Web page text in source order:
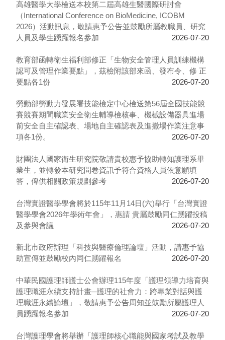
高雄醫學大學檢送本校第二屆高雄生醫國際研討會
（International Conference on BioMedicine, ICOBM
2026）活動訊息，敬請惠予公告並鼓勵所屬教職員、研究
人員及學生踴躍報名參加
2026-07-20
教育部函轉衛生福利部修正「生物安全管理人員訓練機構
認可及管理作業要點」，茲檢附該部來函、發布令、修 正
要點各1份
2026-07-20
勞動部勞動力發展署技能檢定中心檢送第56屆全國技能競
賽競賽期間職業安全衛生輔導檢核事、機械設備器具進場
前安全自主確認表、場地自主確認表及進撤場作業注意事
項各1份。
2026-07-20
財團法人國家衛生研究院敬請貴校惠予協助轉知護理系畢
業生，並轉發本研究問卷資訊予符合資格人員依意願填
答，俾供相關政策規劃參考
2026-07-20
台灣實證醫學學會將於115年11月14日(六)舉行「台灣實證
醫學學會2026年學術年會」，惠請 貴屬鼓勵同仁踴躍投稿
及參與會議
2026-07-20
新北市政府辦理「科技與醫療倫理論壇」活動，請惠予協
助宣傳並鼓勵校內同仁踴躍報名
2026-07-20
中華民國護理師護士公會辦理115年度「護理領導力培育與
護理職涯永續支持計畫─護理的社會力：跨專業對話與護
理職涯永續論壇」，敬請惠予公告周知並鼓勵所屬護理人
員踴躍報名參加
2026-07-20
台灣護理學會將舉辦「護理師核心職能與國家考試及教學